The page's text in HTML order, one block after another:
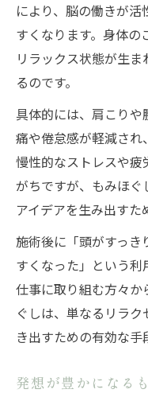
により、脳の働きが
すくなります。身体の
リラックス状態が生
るのです。
具体的には、肩こり
痛や倦怠感が軽減され
慢性的なストレスや疲
がちですが、もみほ
アイデアを生み出すた
施術後に「頭がすっき
すくなった」という
仕事に取り組む方々か
ぐしは、単なるリラ
き出すための有効な手
発想が豊かになる